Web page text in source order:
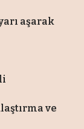
aşarak
ve